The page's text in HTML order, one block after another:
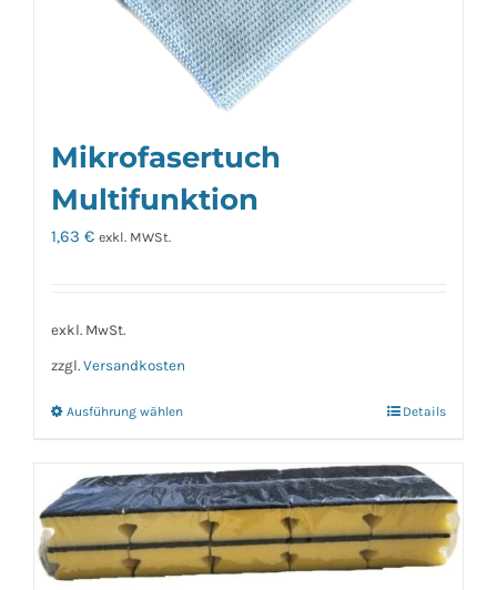
Mikrofasertuch
Multifunktion
1,63 € exkl. MWSt.
exkl. MwSt.
zzgl. Versandkosten
Ausführung wählenDieses
weist
mehrere
Varianten
auf.
Details